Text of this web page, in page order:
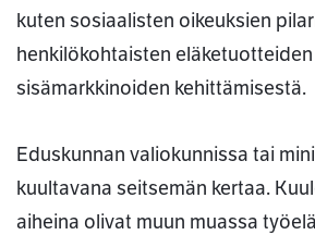
kuten sosiaalisten oikeuksien
henkilökohtaisten
sisämarkkinoiden kehittämisestä.
Eduskunnan valiokunnissa tai
kuultavana seitsemän kertaa.
aiheina olivat muun muassa